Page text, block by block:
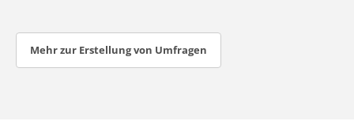
Mehr zur Erstellung von Umfragen